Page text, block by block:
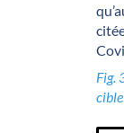
Fig.
cible